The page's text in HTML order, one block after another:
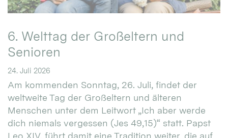
6. Welttag der Großeltern und
Senioren
24. Juli 2026
Am kommenden Sonntag, 26. Juli, findet der
weltweite Tag der Großeltern und älteren
Menschen unter dem Leitwort „Ich aber werde
dich niemals vergessen (Jes 49,15)“ statt. Papst